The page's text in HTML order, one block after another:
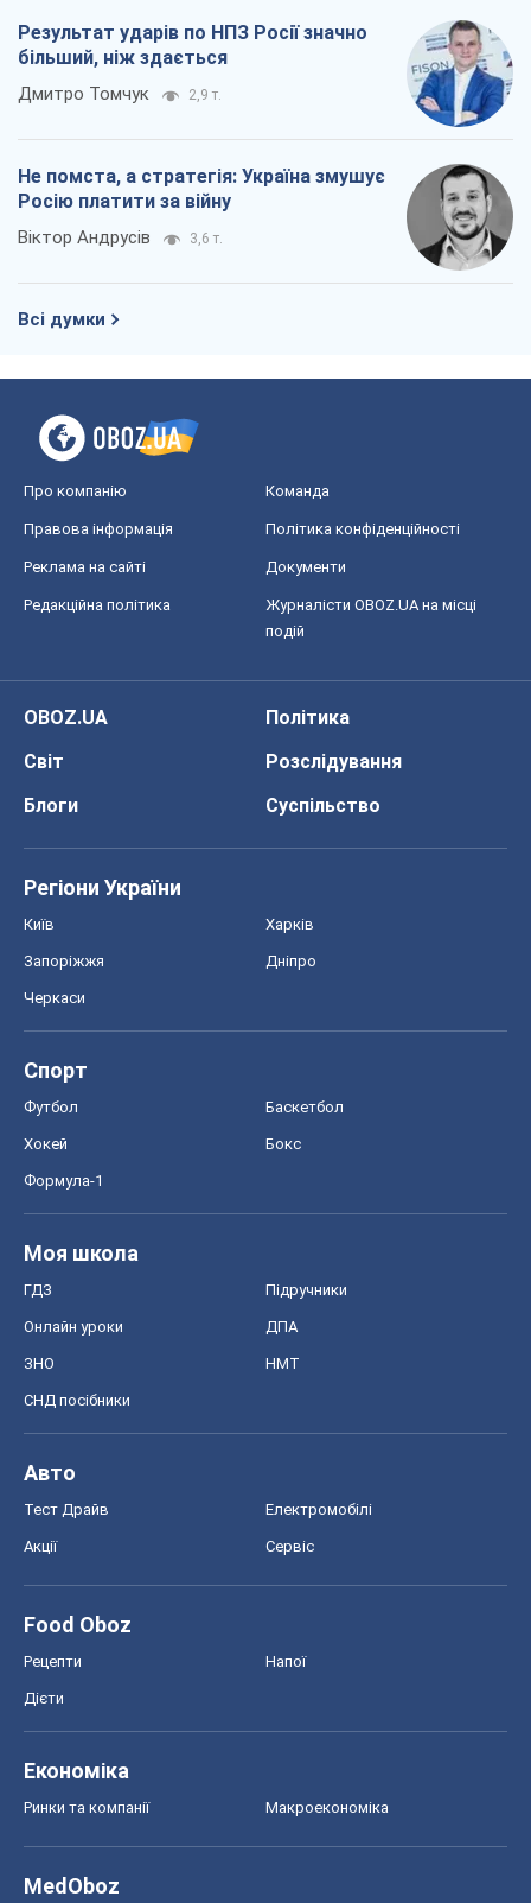
Результат ударів по НПЗ Росії значно
більший, ніж здається
Дмитро Томчук 2,9 т.
Не помста, а стратегія: Україна змушує
Росію платити за війну
Віктор Андрусів 3,6 т.
Всі думки
Про компанію Команда
Правова інформація Політика конфіденційності
Реклама на сайті Документи
Редакційна політика
Журналісти OBOZ.UA на місці
подій
OBOZ.UA
Політика
Світ
Розслідування
Блоги
Суспільство
Регіони України
Київ Харків
Запоріжжя Дніпро
Черкаси
Спорт
Футбол Баскетбол
Хокей Бокс
Формула-1
Моя школа
ГДЗ Підручники
Онлайн уроки ДПА
ЗНО НМТ
СНД посібники
Авто
Тест Драйв Електромобілі
Акції Сервіс
Food Oboz
Рецепти Напої
Дієти
Економіка
Ринки та компанії Макроекономіка
MedOboz